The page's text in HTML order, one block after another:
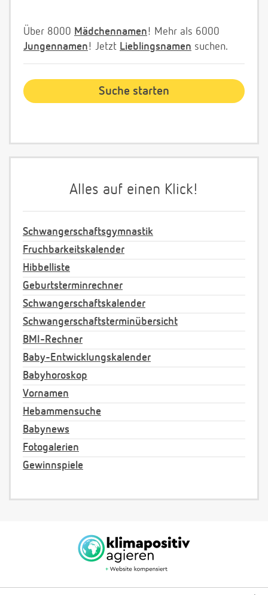
Über 8000 Mädchennamen! Mehr als 6000
Jungennamen! Jetzt Lieblingsnamen suchen.
Alles auf einen Klick!
Schwangerschaftsgymnastik
Fruchbarkeitskalender
Hibbelliste
Geburtsterminrechner
Schwangerschaftskalender
Schwangerschaftsterminübersicht
BMI-Rechner
Baby-Entwicklungskalender
Babyhoroskop
Vornamen
Hebammensuche
Babynews
Fotogalerien
Gewinnspiele